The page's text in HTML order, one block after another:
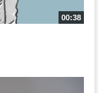
00:38